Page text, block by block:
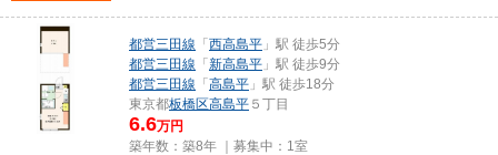
都営三田線 「 西高島平 」駅 徒歩5分
都営三田線 「 新高島平 」駅 徒歩9分
都営三田線 「 高島平 」駅 徒歩18分
東京都板橋区高島平 ５丁目
6.6万円
築年数：築8年 ｜募集中： 1室